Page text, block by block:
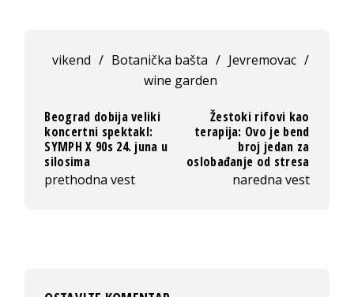
vikend / Botanička bašta / Jevremovac /
wine garden
Beograd dobija veliki
koncertni spektakl:
SYMPH X 90s 24. juna u
silosima
prethodna vest
Žestoki rifovi kao
terapija: Ovo je bend
broj jedan za
oslobađanje od stresa
naredna vest